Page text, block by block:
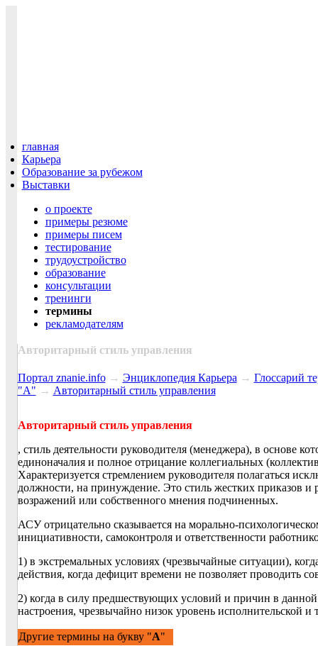
главная
Карьера
Образование за рубежом
Выставки
о проекте
примеры резюме
примеры писем
тестирование
трудоустройство
образование
консультации
тренинги
термины
рекламодателям
Авторитарный стиль управления
Портал znanie.info→ Энциклопедия Карьера → Глосcарий
"А" → Авторитарный стиль управления
Авторитарный стиль управления
, стиль деятельности руководителя (менеджера), в основе
единоначалия и полное отрицание коллегиальных
Характеризуется стремлением руководителя полагаться
должности, на принуждение. Это стиль жестких приказов
возражений или собственного мнения подчиненных.
АСУ отрицательно сказывается на морально-
инициативности, самоконтроля и ответственности
1) в экстремальных условиях (чрезвычайные ситуации),
действия, когда дефицит времени не позволяет проводить
2) когда в силу предшествующих условий и причин в
настроения, чрезвычайно низок уровень исполнительской
Другие термины на букву "А"